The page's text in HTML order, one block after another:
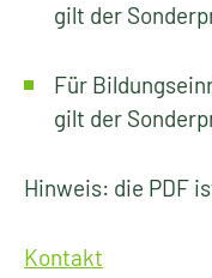
gilt der
Für
gilt der
Hinweis: die PDF
Kontakt